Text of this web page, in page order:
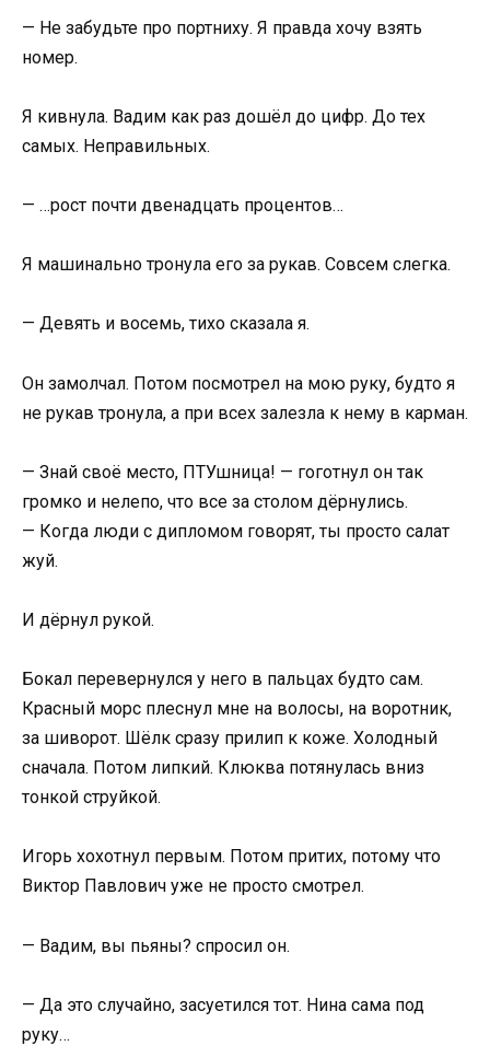
— Не забудьте про портниху. Я правда хочу взять
номер.
Я кивнула. Вадим как раз дошёл до цифр. До тех
самых. Неправильных.
— …рост почти двенадцать процентов…
Я машинально тронула его за рукав. Совсем слегка.
— Девять и восемь, тихо сказала я.
Он замолчал. Потом посмотрел на мою руку, будто я
не рукав тронула, а при всех залезла к нему в карман.
— Знай своё место, ПТУшница! — гоготнул он так
громко и нелепо, что все за столом дёрнулись.
— Когда люди с дипломом говорят, ты просто салат
жуй.
И дёрнул рукой.
Бокал перевернулся у него в пальцах будто сам.
Красный морс плеснул мне на волосы, на воротник,
за шиворот. Шёлк сразу прилип к коже. Холодный
сначала. Потом липкий. Клюква потянулась вниз
тонкой струйкой.
Игорь хохотнул первым. Потом притих, потому что
Виктор Павлович уже не просто смотрел.
— Вадим, вы пьяны? спросил он.
— Да это случайно, засуетился тот. Нина сама под
руку…